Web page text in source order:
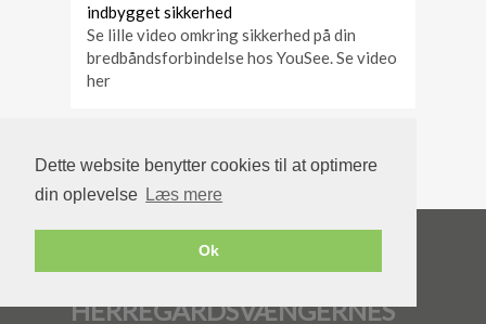
Dette website benytter cookies til at optimere
din oplevelse Læs mere
Ok
indbygget sikkerhed
Se lille video omkring sikkerhed på din
bredbåndsforbindelse hos YouSee. Se video
her
HERREGÅRDSVÆNGERNES